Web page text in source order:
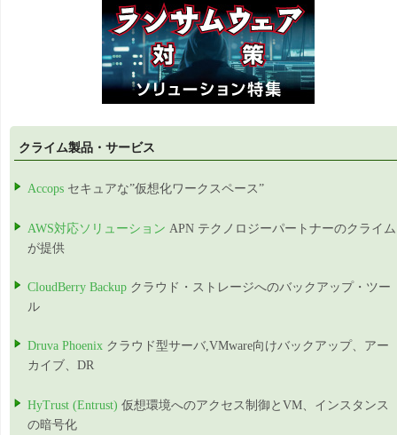
クライム製品・サービス
Accops セキュアな”仮想化ワークスペース”
AWS対応ソリューション APN テクノロジーパートナーのクライム
が提供
CloudBerry Backup クラウド・ストレージへのバックアップ・ツー
ル
Druva Phoenix クラウド型サーバ,VMware向けバックアップ、アー
カイブ、DR
HyTrust (Entrust) 仮想環境へのアクセス制御とVM、インスタンス
の暗号化